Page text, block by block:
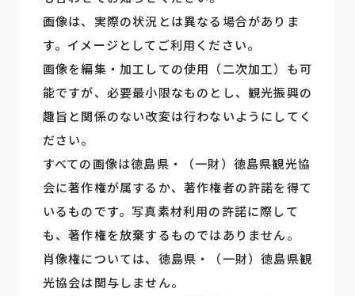
画像は、実際の状況とは異なる場合がありま
す。イメージとしてご利用ください。
画像を編集・加工しての使用（二次加工）も可
能ですが、必要最小限なものとし、観光振興の
趣旨と関係のない改変は行わないようにしてく
ださい。
すべての画像は徳島県・（一財）徳島県観光協
会に著作権が属するか、著作権者の許諾を得て
いるものです。写真素材利用の許諾に際して
も、著作権を放棄するものではありません。
肖像権については、徳島県・（一財）徳島県観
光協会は関与しません。